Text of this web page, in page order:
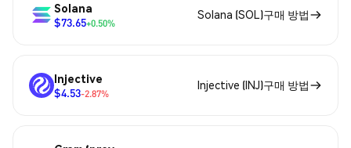
Solana
$73.65+0.50%
Solana (SOL)구매 방법
Injective
$4.53-2.87%
Injective (INJ)구매 방법